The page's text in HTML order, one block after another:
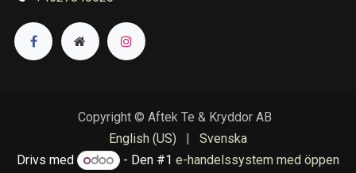
Copyright © Aftek Te & Kryddor AB
English (US)
|
Svenska
Drivs med
- Den #1e-handelssystem med öppen